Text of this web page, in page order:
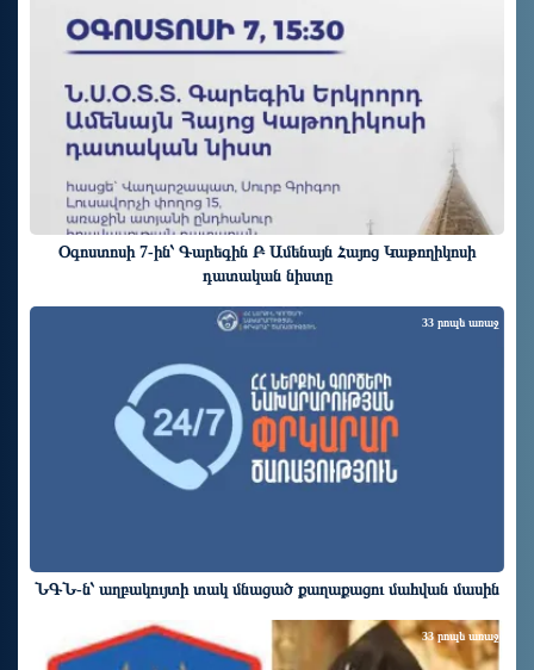
Օգոստոսի 7-ին՝ Գարեգին Բ Ամենայն Հայոց Կաթողիկոսի
դատական նիստը
ՆԳՆ-ն՝ աղբակույտի տակ մնացած քաղաքացու մահվան մասին
33 րոպե առաջ
33 րոպե առաջ